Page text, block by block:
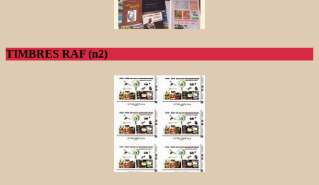
TIMBRES RAF (n2)